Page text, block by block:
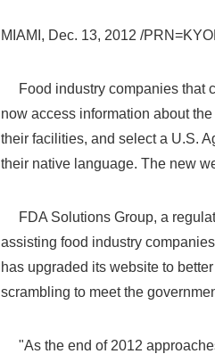
MIAMI, Dec. 13, 2012 /
Food industry companies that
now access information about
their facilities, and select a U.S.
their native language. The new
FDA Solutions Group, a
assisting food industry
has upgraded its website to
scrambling to meet the
"As the end of 2012